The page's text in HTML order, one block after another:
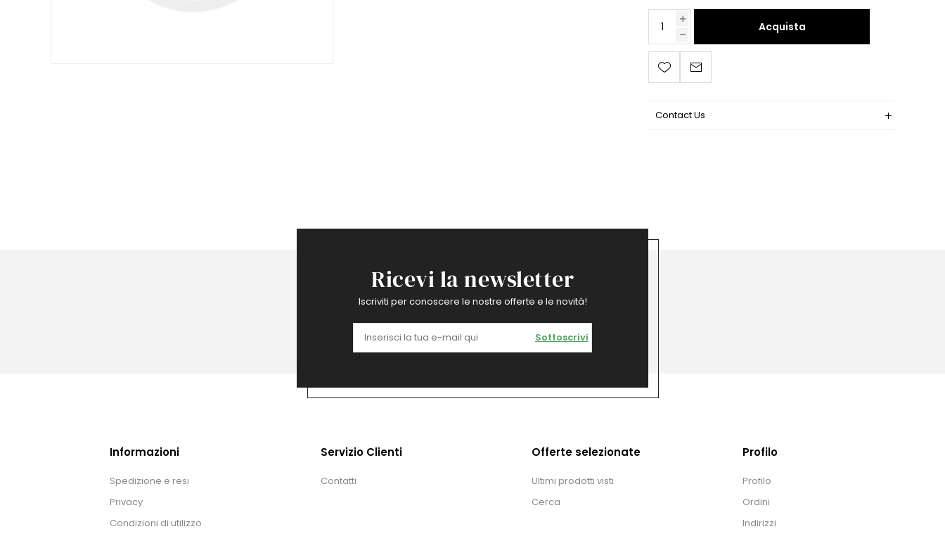
Acquista
Contact Us
Ricevi la newsletter
Iscriviti per conoscere le nostre offerte e le novità!
Sottoscrivi
Informazioni
Spedizione e resi
Privacy
Condizioni di utilizzo
Servizio Clienti
Contatti
Offerte selezionate
Ultimi prodotti visti
Cerca
Profilo
Profilo
Ordini
Indirizzi